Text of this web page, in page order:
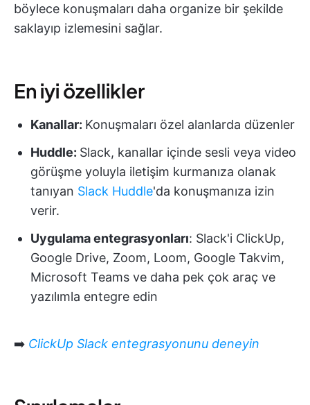
böylece konuşmaları daha organize bir şekilde
saklayıp izlemesini sağlar.
En iyi özellikler
Kanallar: Konuşmaları özel alanlarda düzenler
Huddle: Slack, kanallar içinde sesli veya video
görüşme yoluyla iletişim kurmanıza olanak
tanıyan Slack Huddle'da konuşmanıza izin
verir.
Uygulama entegrasyonları: Slack'i ClickUp,
Google Drive, Zoom, Loom, Google Takvim,
Microsoft Teams ve daha pek çok araç ve
yazılımla entegre edin
➡️ ClickUp Slack entegrasyonunu deneyin